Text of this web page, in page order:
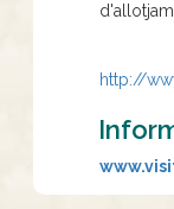
http://